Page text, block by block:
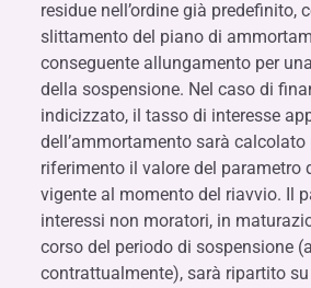
residue nell’ordine già predefinito,
slittamento del piano di
conseguente allungamento per
della sospensione. Nel caso di
indicizzato, il tasso di interesse
dell’ammortamento sarà calcolato
riferimento il valore del parametro
vigente al momento del riavvio. Il
interessi non moratori, in
corso del periodo di sospensione
contrattualmente), sarà ripartito